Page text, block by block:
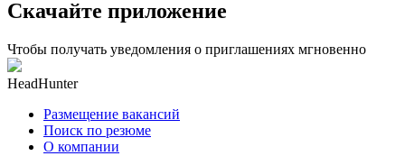
Скачайте приложение
Чтобы получать уведомления о приглашениях мгновенно
HeadHunter
Размещение вакансий
Поиск по резюме
О компании